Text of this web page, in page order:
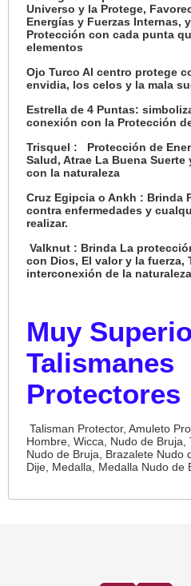
Universo y la Protege,
Energías y Fuerzas Internas,
Protección con cada punta
elementos
Ojo Turco Al centro protege
envidia, los celos y la mala
Estrella de 4 Puntas:
conexión con la Protección
Trisquel : Protección de
Salud, Atrae La Buena
con la naturaleza
Cruz Egipcia o Ankh : Brinda
contra enfermedades y
realizar.
Valknut : Brinda La
con Dios, El valor y la fuerza,
interconexión de la naturaleza
Muy
Talismanes
Protectores
Talisman Protector, Amuleto
Hombre, Wicca, Nudo de Bruja,
Nudo de Bruja, Brazalete Nudo
Dije, Medalla, Medalla Nudo de